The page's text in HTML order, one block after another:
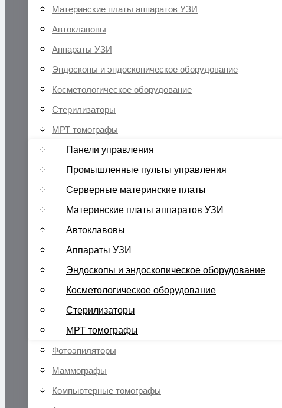
Материнские платы аппаратов УЗИ
Автоклавовы
Аппараты УЗИ
Эндоскопы и эндоскопическое оборудование
Косметологическое оборудование
Стерилизаторы
МРТ томографы
Панели управления
Промышленные пульты управления
Серверные материнские платы
Материнские платы аппаратов УЗИ
Автоклавовы
Аппараты УЗИ
Эндоскопы и эндоскопическое оборудование
Косметологическое оборудование
Стерилизаторы
МРТ томографы
Фотоэпиляторы
Маммографы
Компьютерные томографы